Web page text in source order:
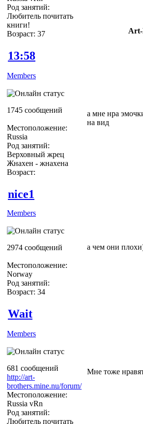
Род занятий:
Любитель почитать
книги!
Возраст: 37
Art-
13:58
Members
1745 сообщений
Местоположение:
Russia
Род занятий:
Верховный жрец
Жнахен - жнахена
Возраст:
а мне нра
на вид
nice1
Members
2974 сообщений
Местоположение:
Norway
Род занятий:
Возраст: 34
а чем они
Wait
Members
681 сообщений
http://art-
brothers.mine.nu/forum/
Местоположение:
Russia vRn
Род занятий:
Любитель почитать
Мне тоже